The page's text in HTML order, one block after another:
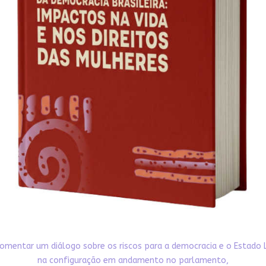
um diálogo sobre os riscos para a democracia e o Estado
na configuração em andamento no parlamento,